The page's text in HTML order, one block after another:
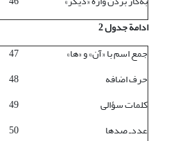
ادامة جدول 2
جمع اسم با «آن» و «ها»
47
حرف اضافه
48
کلمات سؤالی
49
عدد‌ـ‌ صدها
50